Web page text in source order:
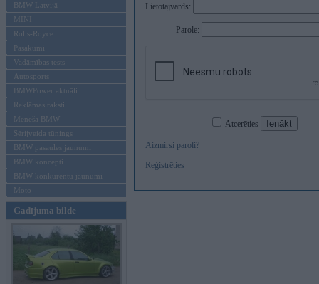
BMW Latvijā
MINI
Rolls-Royce
Pasākumi
Vadāmības tests
Autosports
BMWPower aktuāli
Reklāmas raksti
Mēneša BMW
Sērijveida tūnings
BMW pasaules jaunumi
BMW koncepti
BMW konkurentu jaunumi
Moto
Gadījuma bilde
Lietotājvārds:
Parole:
Atcerēties
Aizmirsi paroli?
Reģistrēties